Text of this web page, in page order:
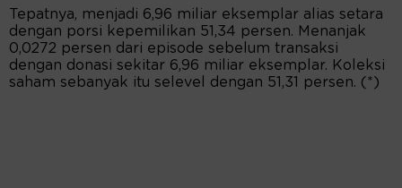
Tepatnya, menjadi 6,96 miliar eksemplar alias setara
dengan porsi kepemilikan 51,34 persen. Menanjak
0,0272 persen dari episode sebelum transaksi
dengan donasi sekitar 6,96 miliar eksemplar. Koleksi
saham sebanyak itu selevel dengan 51,31 persen. (*)